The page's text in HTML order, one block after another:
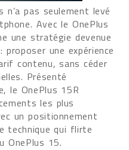
n’a pas seulement levé
Avec le OnePlus
une stratégie devenue
une expérience
contenu, sans céder
Présenté
le OnePlus 15R
les plus
un positionnement
technique qui flirte
OnePlus 15.